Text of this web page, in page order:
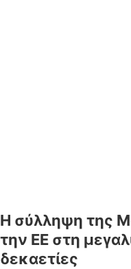
Η σύλληψη της
την ΕΕ στη
δεκαετίες